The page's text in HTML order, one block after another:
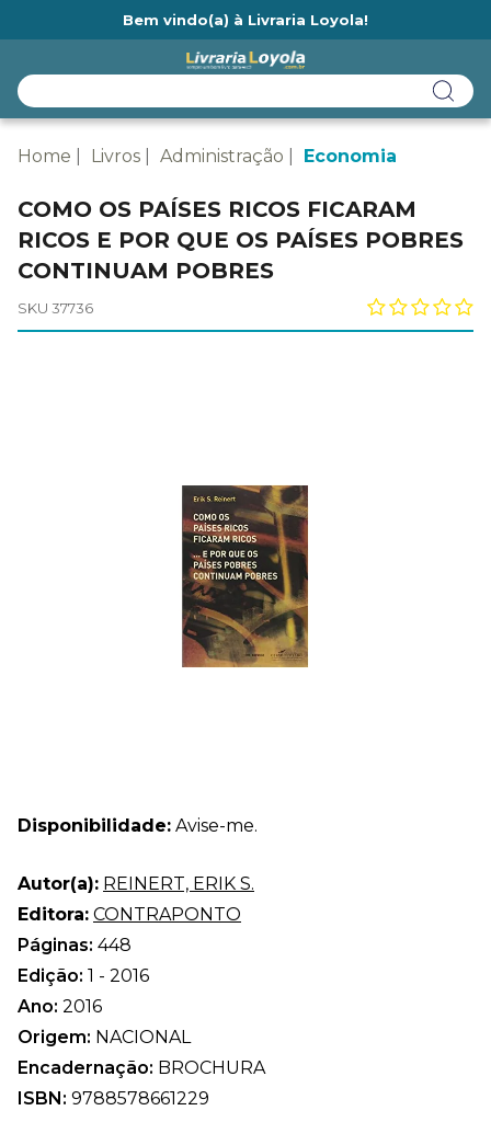
Bem vindo(a) à Livraria Loyola!
Home Livros Administração Economia
COMO OS PAÍSES RICOS FICARAM
RICOS E POR QUE OS PAÍSES POBRES
CONTINUAM POBRES
SKU 37736
Disponibilidade: Avise-me.
Autor(a): REINERT, ERIK S.
Editora: CONTRAPONTO
Páginas: 448
Edição: 1 - 2016
Ano: 2016
Origem: NACIONAL
Encadernação: BROCHURA
ISBN: 9788578661229